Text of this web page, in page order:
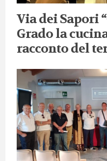
Via dei Sapori
Grado la
racconto del